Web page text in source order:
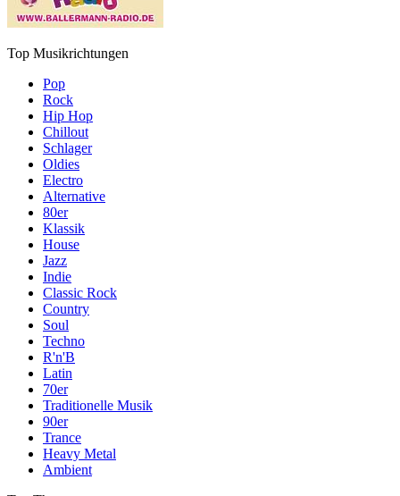
Top Musikrichtungen
Pop
Rock
Hip Hop
Chillout
Schlager
Oldies
Electro
Alternative
80er
Klassik
House
Jazz
Indie
Classic Rock
Country
Soul
Techno
R'n'B
Latin
70er
Traditionelle Musik
90er
Trance
Heavy Metal
Ambient